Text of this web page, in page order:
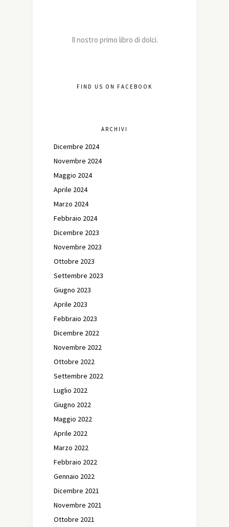
Il nostro primo libro di dolci.
FIND US ON FACEBOOK
ARCHIVI
Dicembre 2024
Novembre 2024
Maggio 2024
Aprile 2024
Marzo 2024
Febbraio 2024
Dicembre 2023
Novembre 2023
Ottobre 2023
Settembre 2023
Giugno 2023
Aprile 2023
Febbraio 2023
Dicembre 2022
Novembre 2022
Ottobre 2022
Settembre 2022
Luglio 2022
Giugno 2022
Maggio 2022
Aprile 2022
Marzo 2022
Febbraio 2022
Gennaio 2022
Dicembre 2021
Novembre 2021
Ottobre 2021